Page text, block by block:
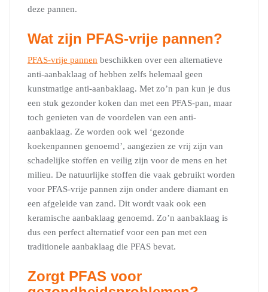
deze pannen.
Wat zijn PFAS-vrije pannen?
PFAS-vrije pannen beschikken over een alternatieve
anti-aanbaklaag of hebben zelfs helemaal geen
kunstmatige anti-aanbaklaag. Met zo’n pan kun je dus
een stuk gezonder koken dan met een PFAS-pan, maar
toch genieten van de voordelen van een anti-
aanbaklaag. Ze worden ook wel ‘gezonde
koekenpannen genoemd’, aangezien ze vrij zijn van
schadelijke stoffen en veilig zijn voor de mens en het
milieu. De natuurlijke stoffen die vaak gebruikt worden
voor PFAS-vrije pannen zijn onder andere diamant en
een afgeleide van zand. Dit wordt vaak ook een
keramische aanbaklaag genoemd. Zo’n aanbaklaag is
dus een perfect alternatief voor een pan met een
traditionele aanbaklaag die PFAS bevat.
Zorgt PFAS voor